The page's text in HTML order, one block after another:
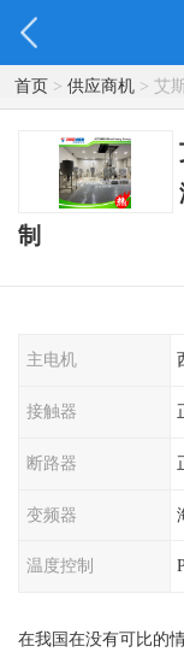
首页> 供应商机> 艾
诚信商家-支持定制
制
主电机
接触器
断路器
变频器
温度控制
在我国在没有可比的